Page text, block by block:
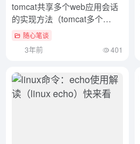
tomcat共享多个web应用会话
的实现方法（tomcat多个
service）怎么可以错过
随心笔谈
3年前 401